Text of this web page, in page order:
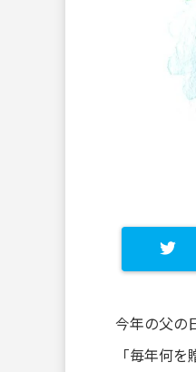
今年の父の
「毎年何